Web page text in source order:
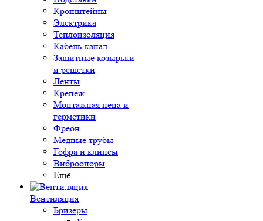
Кронштейны
Электрика
Теплоизоляция
Кабель-канал
Защитные козырьки
и решетки
Ленты
Крепеж
Монтажная пена и
герметики
Фреон
Медные трубы
Гофра и клипсы
Виброопоры
Ещё
Вентиляция
Бризеры